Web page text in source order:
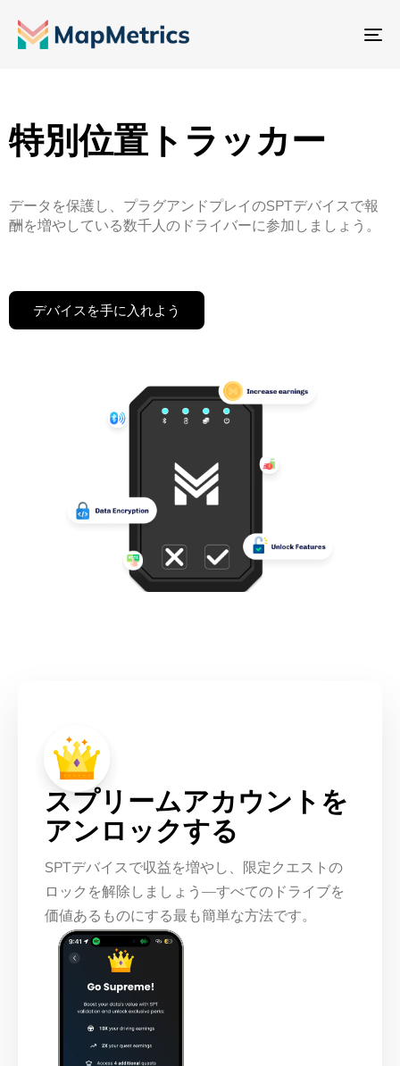
ナ
特別位置トラッカー
データを保護し、プラグアンドプレイのSPTデバイスで報
酬を増やしている数千人のドライバーに参加しましょう。
デバイスを手に入れよう
スプリームアカウントを
アンロックする
SPTデバイスで収益を増やし、限定クエストの
ロックを解除しましょう—すべてのドライブを
価値あるものにする最も簡単な方法です。